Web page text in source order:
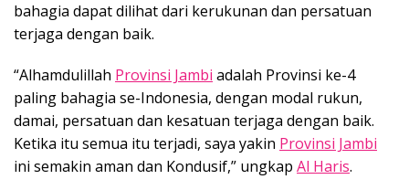
bahagia dapat dilihat dari kerukunan dan persatuan
terjaga dengan baik.
“Alhamdulillah Provinsi Jambi adalah Provinsi ke-4
paling bahagia se-Indonesia, dengan modal rukun,
damai, persatuan dan kesatuan terjaga dengan baik.
Ketika itu semua itu terjadi, saya yakin Provinsi Jambi
ini semakin aman dan Kondusif,” ungkap Al Haris.